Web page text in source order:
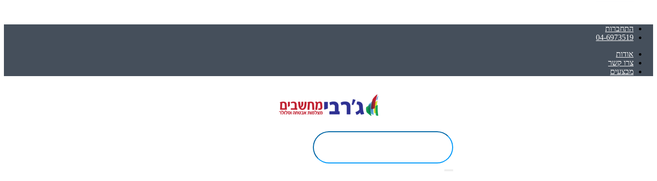
התחברות
04-6973519
אודות
צרו קשר
מבצעים